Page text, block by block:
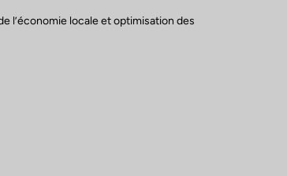
l’économie locale et optimisation des